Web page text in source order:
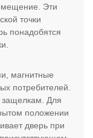
Эти
точки
понадобятся
магнитные
потребителей.
защелкам. Для
положении
дверь при